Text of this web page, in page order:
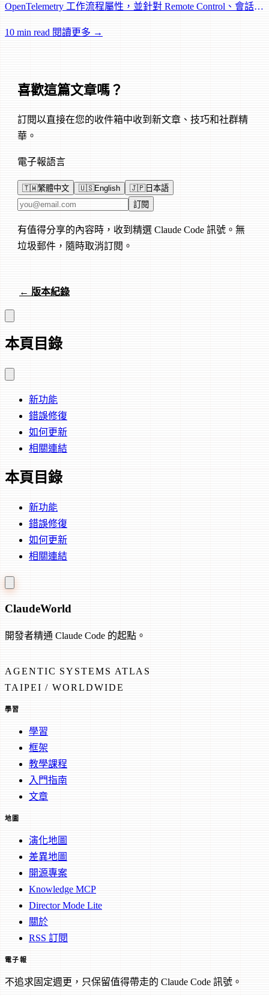
OpenTelemetry 工作流程屬性，並針對 Remote Control、會話管
10 min read 閱讀更多 →
喜歡這篇文章嗎？
訂閱以直接在您的收件箱中收到新文章、技巧和社群精
華。
電子報語言
🇹🇼繁體中文 🇺🇸English 🇯🇵日本語
電子郵件地址 訂閱
有值得分享的內容時，收到精選 Claude Code 訊號。無
垃圾郵件，隨時取消訂閱。
← 版本紀錄
本頁目錄
新功能
錯誤修復
如何更新
相關連結
本頁目錄
新功能
錯誤修復
如何更新
相關連結
ClaudeWorld
開發者精通 Claude Code 的起點。
AGENTIC SYSTEMS ATLAS
TAIPEI / WORLDWIDE
學習
學習
框架
教學課程
入門指南
文章
地圖
演化地圖
差異地圖
開源專案
Knowledge MCP
Director Mode Lite
關於
RSS 訂閱
電子報
不追求固定週更，只保留值得帶走的 Claude Code 訊號。